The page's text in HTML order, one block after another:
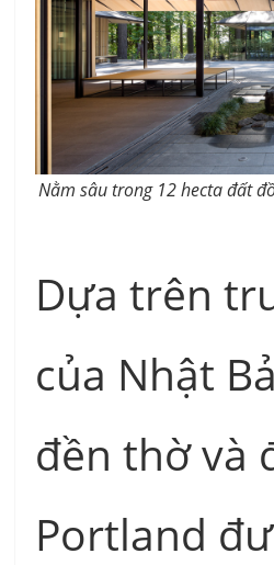
Nằm sâu trong 12 hecta đất
Dựa trên
của Nhật
đền thờ và
Portland